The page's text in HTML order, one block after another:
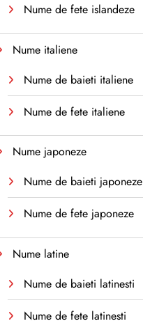
Nume de fete islandeze
Nume italiene
Nume de baieti italiene
Nume de fete italiene
Nume japoneze
Nume de baieti japoneze
Nume de fete japoneze
Nume latine
Nume de baieti latinesti
Nume de fete latinesti